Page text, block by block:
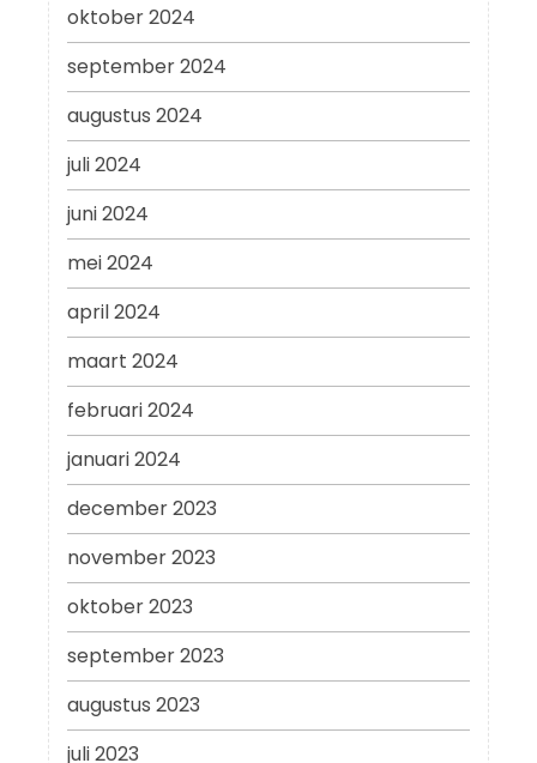
oktober 2024
september 2024
augustus 2024
juli 2024
juni 2024
mei 2024
april 2024
maart 2024
februari 2024
januari 2024
december 2023
november 2023
oktober 2023
september 2023
augustus 2023
juli 2023